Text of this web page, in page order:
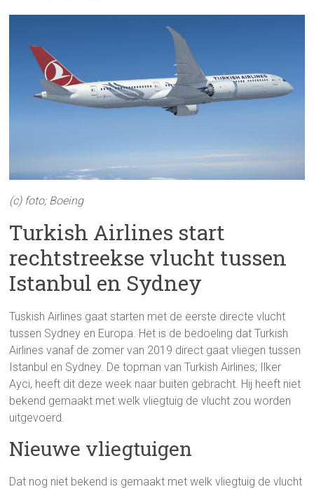
(c) foto; Boeing
Turkish Airlines start
rechtstreekse vlucht tussen
Istanbul en Sydney
Tuskish Airlines gaat starten met de eerste directe vlucht
tussen Sydney en Europa. Het is de bedoeling dat Turkish
Airlines vanaf de zomer van 2019 direct gaat vliegen tussen
Istanbul en Sydney. De topman van Turkish Airlines; Ilker
Ayci, heeft dit deze week naar buiten gebracht. Hij heeft niet
bekend gemaakt met welk vliegtuig de vlucht zou worden
uitgevoerd.
Nieuwe vliegtuigen
Dat nog niet bekend is gemaakt met welk vliegtuig de vlucht